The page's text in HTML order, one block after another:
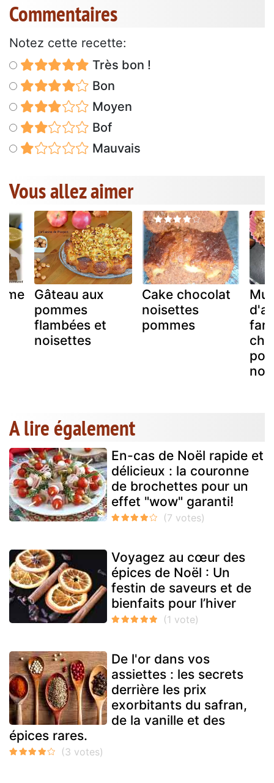
Commentaires
Notez cette recette:
Très bon !
Bon
Moyen
Bof
Mauvais
Vous allez aimer
Gâteau aux
pommes
flambées et
noisettes
Cake chocolat
noisettes
pommes
A lire également
En-cas de Noël rapide et
délicieux : la couronne
de brochettes pour un
effet "wow" garanti!
Voyagez au cœur des
épices de Noël : Un
festin de saveurs et de
bienfaits pour l’hiver
De l'or dans vos
assiettes : les secrets
derrière les prix
exorbitants du safran,
de la vanille et des
épices rares.